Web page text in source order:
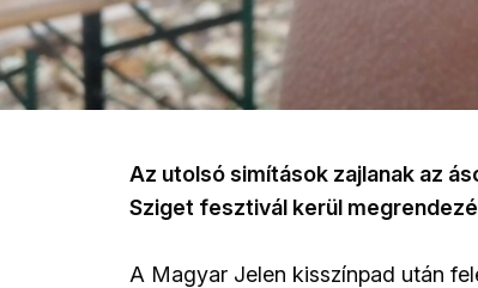
Az utolsó simítások zajlanak az
Sziget fesztivál kerül
A Magyar Jelen kisszínpad után